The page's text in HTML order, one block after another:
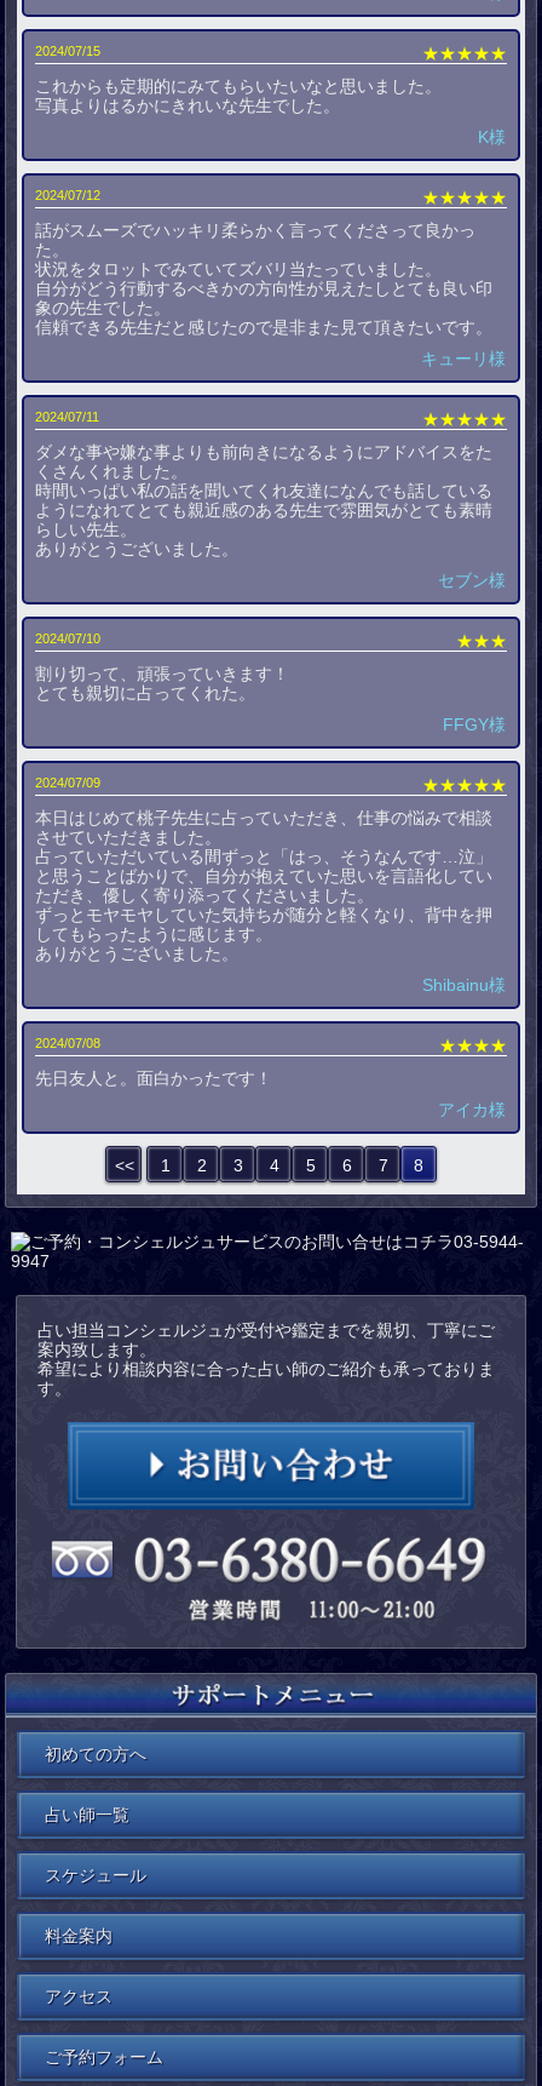
2024/07/15
★★★★★
これからも定期的にみてもらいたいなと思いました。
写真よりはるかにきれいな先生でした。
K様
2024/07/12
★★★★★
話がスムーズでハッキリ柔らかく言ってくださって良かっ
た。
状況をタロットでみていてズバリ当たっていました。
自分がどう行動するべきかの方向性が見えたしとても良い印
象の先生でした。
信頼できる先生だと感じたので是非また見て頂きたいです。
キューリ様
2024/07/11
★★★★★
ダメな事や嫌な事よりも前向きになるようにアドバイスをた
くさんくれました。
時間いっぱい私の話を聞いてくれ友達になんでも話している
ようになれてとても親近感のある先生で雰囲気がとても素晴
らしい先生。
ありがとうございました。
セブン様
2024/07/10
★★★
割り切って、頑張っていきます！
とても親切に占ってくれた。
FFGY様
2024/07/09
★★★★★
本日はじめて桃子先生に占っていただき、仕事の悩みで相談
させていただきました。
占っていただいている間ずっと「はっ、そうなんです…泣」
と思うことばかりで、自分が抱えていた思いを言語化してい
ただき、優しく寄り添ってくださいました。
ずっとモヤモヤしていた気持ちが随分と軽くなり、背中を押
してもらったように感じます。
ありがとうございました。
Shibainu様
2024/07/08
★★★★
先日友人と。面白かったです！
アイカ様
<< 1 2 3 4 5 6 7 8
占い担当コンシェルジュが受付や鑑定までを親切、丁寧にご
案内致します。
希望により相談内容に合った占い師のご紹介も承っておりま
す。
初めての方へ
占い師一覧
スケジュール
料金案内
アクセス
ご予約フォーム